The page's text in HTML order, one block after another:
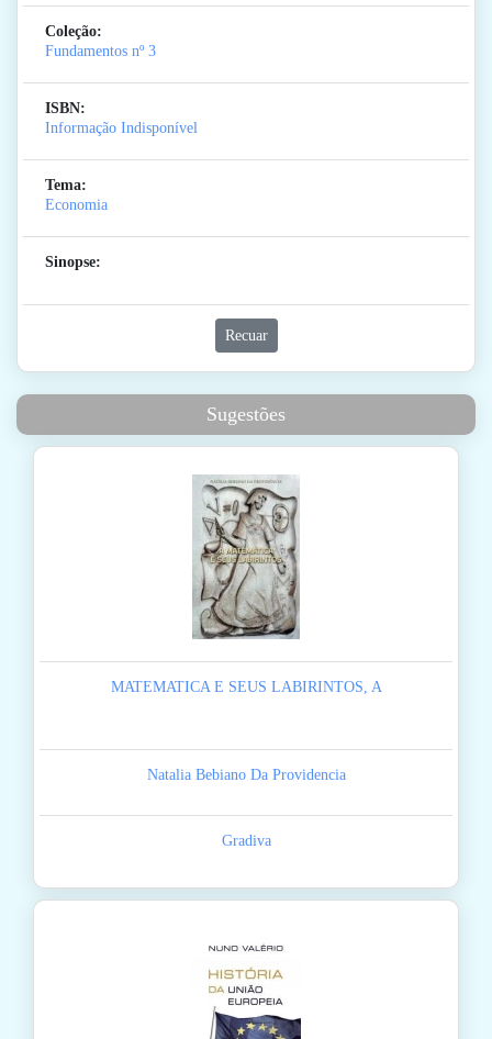
Coleção:
Fundamentos nº 3
ISBN:
Informação Indisponível
Tema:
Economia
Sinopse:
Recuar
Sugestões
MATEMATICA E SEUS LABIRINTOS, A
Natalia Bebiano Da Providencia
Gradiva